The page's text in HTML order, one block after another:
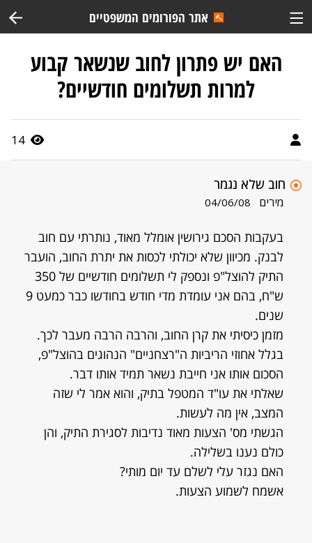
אתר הפורומים המשפטיים
האם יש פתרון לחוב שנשאר קבוע
למרות תשלומים חודשיים?
14
חוב שלא נגמר
מירים 04/06/08
בעקבות הסכם גירושין אומלל מאוד, נותרתי עם חוב
לבנק. מכיוון שלא יכולתי לכסות את יתרת החוב, הועבר
התיק להוצל"פ ונספק לי תשלומים חודשיים של 350
ש"ח, בהם אני עומדת מדי חודש בחודשו כבר כמעט 9
שנים.
מזמן כיסיתי את קרן החוב, והרבה הרבה מעבר לכך.
בגלל אחוזי הריביות ה"רצחניים" הנהוגים בהוצל"פ,
הסכום אותו אני חייבת נשאר תמיד אותו דבר.
שאלתי את עו"ד המטפל בתיק, והוא אמר לי שזה
המצב, אין מה לעשות.
הגשתי מס' הצעות מאוד נדיבות לסגירת התיק, והן
כולם נענו בשלילה.
האם נגזר עלי לשלם עד יום מותי?
אשמח לשמוע הצעות.